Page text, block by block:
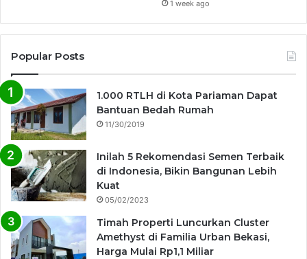
1 week ago
Popular Posts
1.000 RTLH di Kota Pariaman Dapat
Bantuan Bedah Rumah
11/30/2019
Inilah 5 Rekomendasi Semen Terbaik
di Indonesia, Bikin Bangunan Lebih
Kuat
05/02/2023
Timah Properti Luncurkan Cluster
Amethyst di Familia Urban Bekasi,
Harga Mulai Rp1,1 Miliar